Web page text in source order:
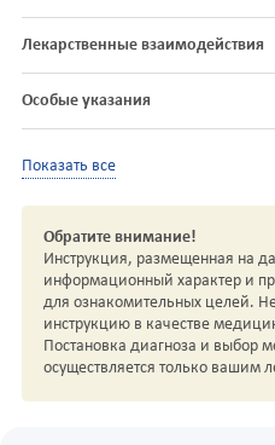
Лекарственные взаимодействия
Особые указания
Показать все
Обратите внимание!
Инструкция, размещенная на
информационный характер и
для ознакомительных целей.
инструкцию в качестве
Постановка диагноза и выбор
осуществляется только вашим